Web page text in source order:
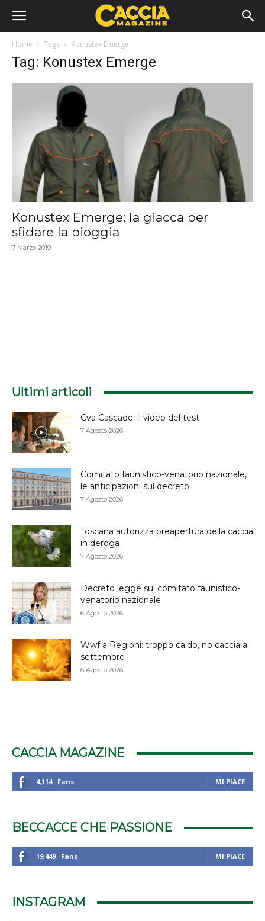
Home Tags Konustex Emerge
Tag: Konustex Emerge
Konustex Emerge: la giacca per
sfidare la pioggia
7 Marzo 2019
Ultimi articoli
Cva Cascade: il video del test
7 Agosto 2026
Comitato faunistico-venatorio nazionale,
le anticipazioni sul decreto
7 Agosto 2026
Toscana autorizza preapertura della caccia
in deroga
7 Agosto 2026
Decreto legge sul comitato faunistico-
venatorio nazionale
6 Agosto 2026
Wwf a Regioni: troppo caldo, no caccia a
settembre
6 Agosto 2026
CACCIA MAGAZINE
4,114 Fans MI PIACE
BECCACCE CHE PASSIONE
19,449 Fans MI PIACE
INSTAGRAM